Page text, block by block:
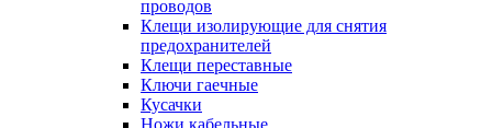
проводов
Клещи изолирующие для снятия
предохранителей
Клещи переставные
Ключи гаечные
Кусачки
Ножи кабельные